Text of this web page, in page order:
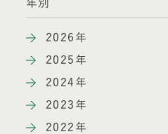
年別
2026年
2025年
2024年
2023年
2022年